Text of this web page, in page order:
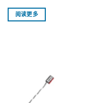
阅读更多